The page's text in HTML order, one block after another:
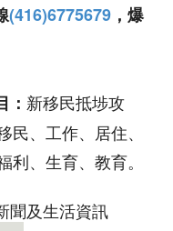
(416)6775679 ，爆
： 新移民抵埗攻
、工作、居住、
、生育、教育。
聞及生活資訊